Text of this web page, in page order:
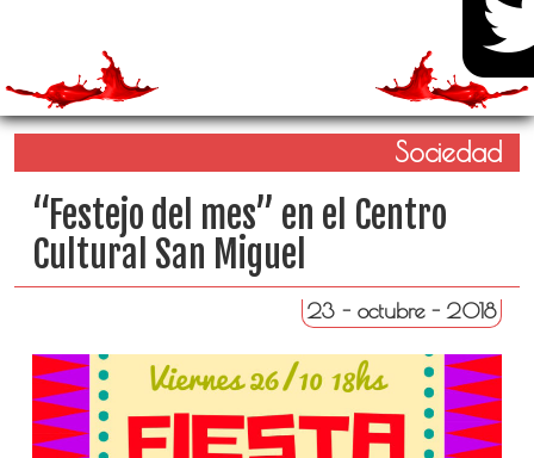
Sociedad
“Festejo del mes” en el Centro
Cultural San Miguel
23 - octubre - 2018